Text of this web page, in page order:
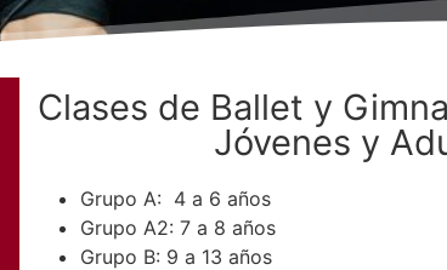
Clases de Ballet y
Jóvenes y
Grupo A: 4 a 6 años
Grupo A2: 7 a 8 años
Grupo B: 9 a 13 años